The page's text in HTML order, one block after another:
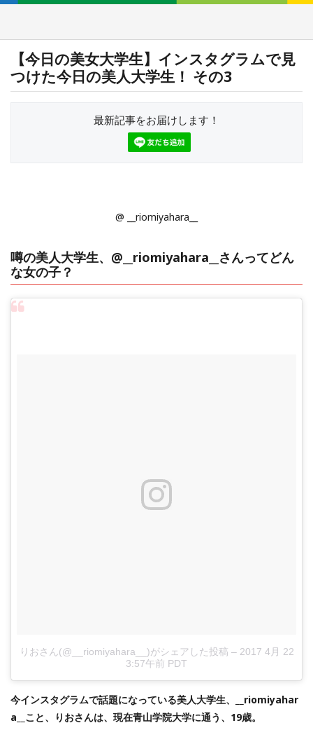
【今日の美女大学生】インスタグラムで見
つけた今日の美人大学生！ その3
最新記事をお届けします！
@ __riomiyahara__
噂の美人大学生、@__riomiyahara__さんってどん
な女の子？
りおさん(@__riomiyahara__)がシェアした投稿 – 2017 4月 22
3:57午前 PDT
今インスタグラムで話題になっている美人大学生、__riomiyahar
a__こと、りおさんは、現在青山学院大学に通う、19歳。